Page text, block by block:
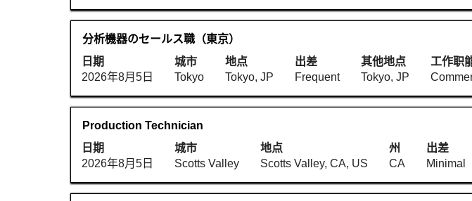
的
完
整
信
息。
息
完
整
内
查
看
位
信
息
完
整
内
键
行
选
择
查
看
位
信
息
职
务
分析機器のセールス職（東京）
日期
2026年8月5日
城市
Tokyo
地点
Tokyo, JP
出差
Frequent
其他地点
Tokyo, JP
工作职
使
用
空
格
键
行
选
择
查
职
务
Production Technician
日期
2026年8月5日
城市
Scotts Valley
地点
Scotts Valley, CA, US
州
CA
出差
Minimal
使
用
空
格
键